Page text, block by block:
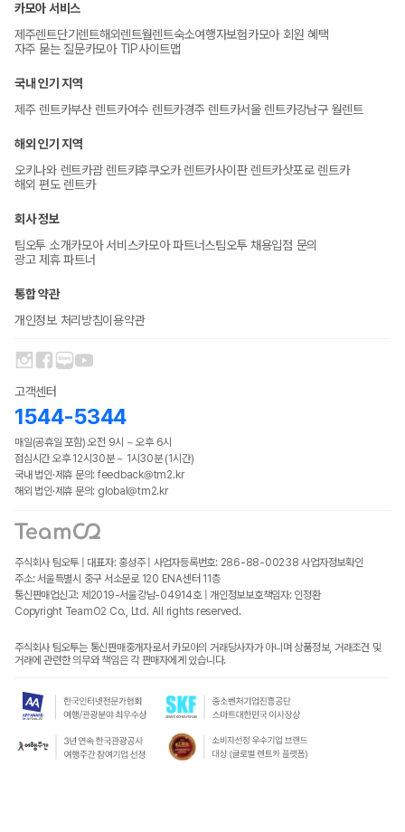
카모아 서비스
제주렌트단기렌트해외렌트월렌트숙소여행자보험카모아 회원 혜택
자주 묻는 질문카모아 TIP사이트맵
국내 인기 지역
제주 렌트카부산 렌트카여수 렌트카경주 렌트카서울 렌트카강남구 월렌트
해외 인기 지역
오키나와 렌트카괌 렌트카후쿠오카 렌트카사이판 렌트카삿포로 렌트카
해외 편도 렌트카
회사 정보
팀오투 소개카모아 서비스카모아 파트너스팀오투 채용입점 문의
광고 제휴 파트너
통합 약관
개인정보 처리방침이용약관
고객센터
1544-5344
매일(공휴일 포함) 오전 9시 ~ 오후 6시
점심시간 오후 12시30분 ~ 1시30분 (1시간)
국내 법인·제휴 문의: feedback@tm2.kr
해외 법인·제휴 문의: global@tm2.kr
주식회사 팀오투 | 대표자: 홍성주 | 사업자등록번호: 286-88-00238 사업자정보확인
주소: 서울특별시 중구 서소문로 120 ENA센터 11층
통신판매업신고: 제2019-서울강남-04914호 | 개인정보보호책임자: 인정환
Copyright TeamO2 Co., Ltd. All rights reserved.
주식회사 팀오투는 통신판매중개자로서 카모아의 거래당사자가 아니며 상품정보, 거래조건 및
거래에 관련한 의무와 책임은 각 판매자에게 있습니다.